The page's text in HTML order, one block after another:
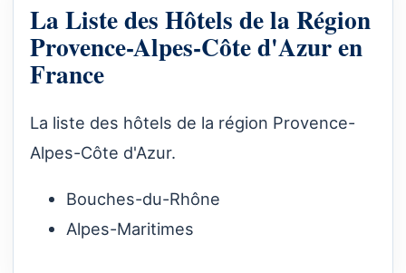
La Liste des Hôtels de la Région
Provence-Alpes-Côte d'Azur en
France
La liste des hôtels de la région Provence-
Alpes-Côte d'Azur.
Bouches-du-Rhône
Alpes-Maritimes